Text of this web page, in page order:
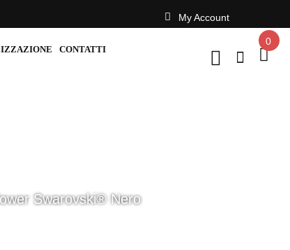
My Account
CONTATTI
0
Swarovski® Nero